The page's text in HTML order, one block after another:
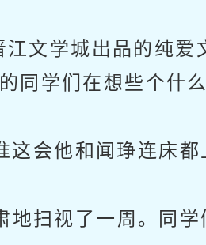
文学城出品的纯爱
同学们在想些个什么
他和闻琤连床都
扫视了一周。同学